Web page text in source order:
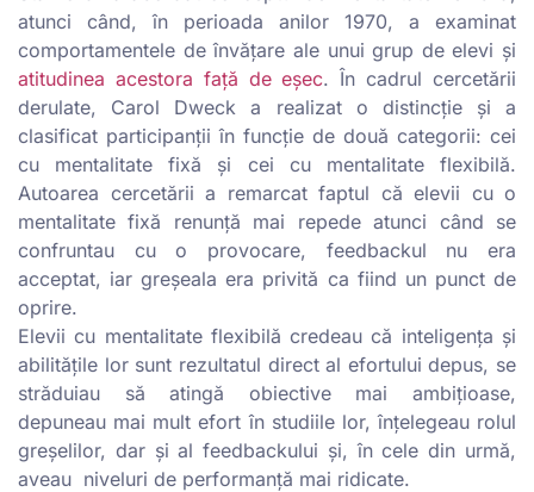
atunci când, în perioada anilor 1970, a examinat
comportamentele de învățare ale unui grup de elevi și
atitudinea acestora față de eșec. În cadrul cercetării
derulate, Carol Dweck a realizat o distincție și a
clasificat participanții în funcție de două categorii: cei
cu mentalitate fixă și cei cu mentalitate flexibilă.
Autoarea cercetării a remarcat faptul că elevii cu o
mentalitate fixă renunță mai repede atunci când se
confruntau cu o provocare, feedbackul nu era
acceptat, iar greșeala era privită ca fiind un punct de
oprire.
Elevii cu mentalitate flexibilă credeau că inteligența și
abilitățile lor sunt rezultatul direct al efortului depus, se
străduiau să atingă obiective mai ambițioase,
depuneau mai mult efort în studiile lor, înțelegeau rolul
greșelilor, dar și al feedbackului și, în cele din urmă,
aveau niveluri de performanță mai ridicate.